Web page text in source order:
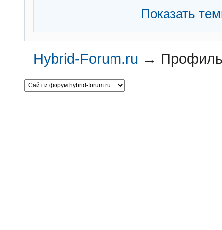
Показать
Hybrid-Forum.ru → Профиль